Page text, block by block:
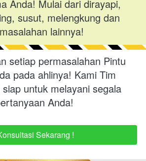
Anda! Mulai dari dirayapi,
susut, melengkung dan
lainnya!
setiap permasalahan Pintu
pada ahlinya! Kami Tim
untuk melayani segala
Anda!
Sekarang !